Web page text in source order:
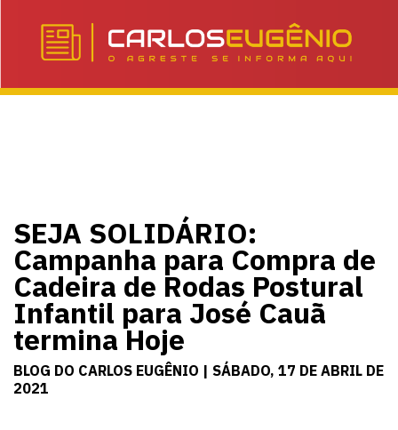
SEJA SOLIDÁRIO:
Campanha para Compra de
Cadeira de Rodas Postural
Infantil para José Cauã
termina Hoje
BLOG DO CARLOS EUGÊNIO | SÁBADO, 17 DE ABRIL DE
2021